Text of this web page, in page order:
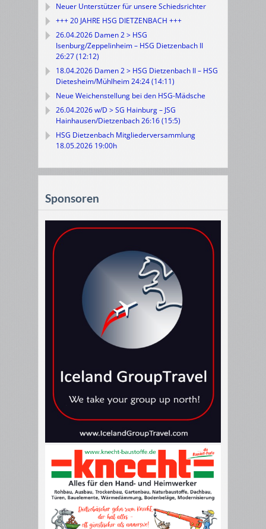
Neuer Unterstützer für unsere Schiedsrichter
+++ 20 JAHRE HSG DIETZENBACH +++
26.04.2026 Damen 2 > HSG
Isenburg/Zeppelinheim – HSG Dietzenbach II
26:27 (12:12)
18.04.2026 Damen 2 > HSG Dietzenbach II – HSG
Dietesheim/Mühlheim 24:24 (14:11)
Neue Weichenstellung bei den HSG-Mädsche
26.04.2026 w/D > SG Hainburg – JSG
Hainhausen/Dietzenbach 26:16 (15:5)
HSG Dietzenbach Mitgliederversammlung
18.05.2026 19:00h
Sponsoren